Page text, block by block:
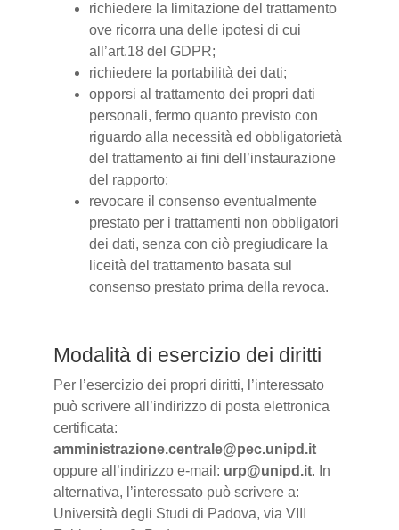
richiedere la limitazione del trattamento
ove ricorra una delle ipotesi di cui
all’art.18 del GDPR;
richiedere la portabilità dei dati;
opporsi al trattamento dei propri dati
personali, fermo quanto previsto con
riguardo alla necessità ed obbligatorietà
del trattamento ai fini dell’instaurazione
del rapporto;
revocare il consenso eventualmente
prestato per i trattamenti non obbligatori
dei dati, senza con ciò pregiudicare la
liceità del trattamento basata sul
consenso prestato prima della revoca.
Modalità di esercizio dei diritti
Per l’esercizio dei propri diritti, l’interessato
può scrivere all’indirizzo di posta elettronica
certificata:
amministrazione.centrale@pec.unipd.it
oppure all’indirizzo e-mail: urp@unipd.it. In
alternativa, l’interessato può scrivere a:
Università degli Studi di Padova, via VIII